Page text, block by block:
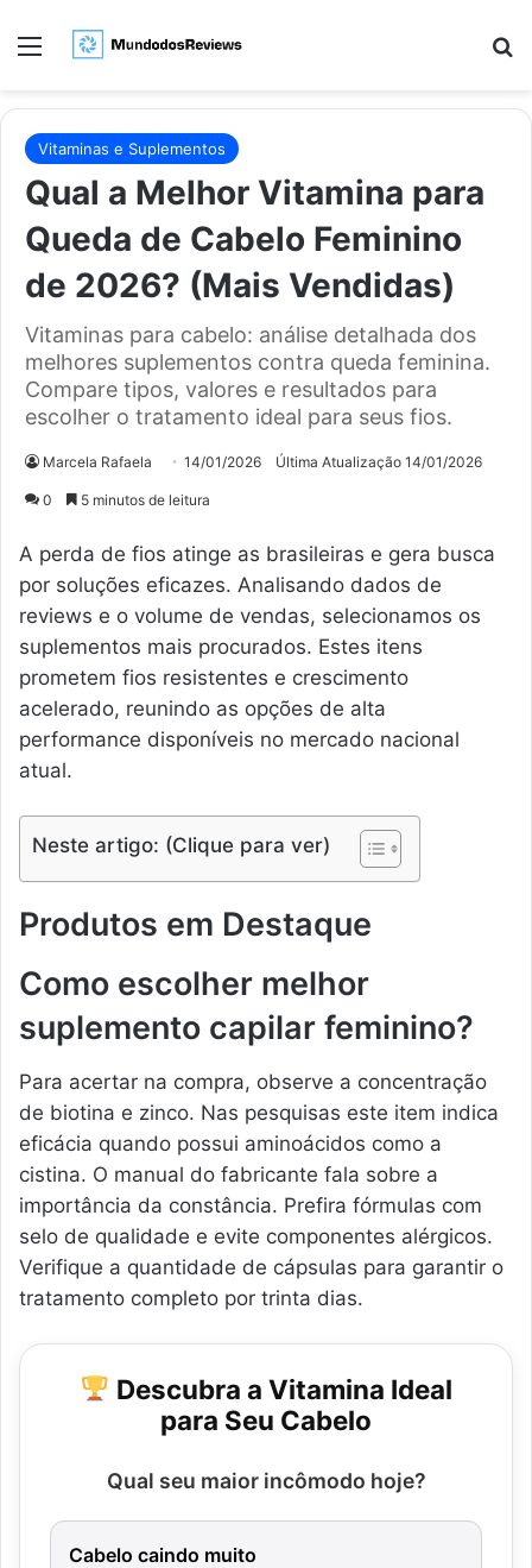
Menu
Vitaminas e Suplementos
Qual a Melhor Vitamina para
Queda de Cabelo Feminino
de 2026? (Mais Vendidas)
Vitaminas para cabelo: análise detalhada dos
melhores suplementos contra queda feminina.
Compare tipos, valores e resultados para
escolher o tratamento ideal para seus fios.
Marcela Rafaela 14/01/2026 Última Atualização 14/01/2026
0 5 minutos de leitura
A perda de fios atinge as brasileiras e gera busca
por soluções eficazes. Analisando dados de
reviews e o volume de vendas, selecionamos os
suplementos mais procurados. Estes itens
prometem fios resistentes e crescimento
acelerado, reunindo as opções de alta
performance disponíveis no mercado nacional
atual.
Neste artigo: (Clique para ver)
Produtos em Destaque
Como escolher melhor
suplemento capilar feminino?
Para acertar na compra, observe a concentração
de biotina e zinco. Nas pesquisas este item indica
eficácia quando possui aminoácidos como a
cistina. O manual do fabricante fala sobre a
importância da constância. Prefira fórmulas com
selo de qualidade e evite componentes alérgicos.
Verifique a quantidade de cápsulas para garantir o
tratamento completo por trinta dias.
Descubra a Vitamina Ideal
para Seu Cabelo
Qual seu maior incômodo hoje?
Cabelo caindo muito